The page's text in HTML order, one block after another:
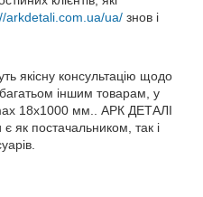
arkdetali.com.ua/ua/ знов і
якісну консультацію щодо
іншим товарам, у
18x1000 мм.. АРК ДЕТАЛІ
як постачальником, так і